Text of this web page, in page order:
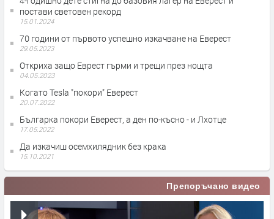
постави световен рекорд
15.01.2024
70 години от първото успешно изкачване на Еверест
29.05.2023
Откриха защо Еврест гърми и трещи през нощта
04.05.2023
Когато Tesla "покори" Еверест
20.07.2022
Българка покори Еверест, а ден по-късно - и Лхотце
17.05.2022
Да изкачиш осемхилядник без крака
15.10.2021
Препоръчано видео